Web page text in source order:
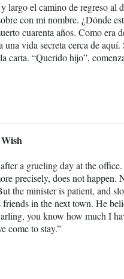
largo el camino de regreso al
con mi nombre. ¿Dónde
cuarenta años. Como era
vida secreta cerca de
carta. “Querido hijo”,
a grueling day at the
precisely, does not
the minister is patient, and
friends in the next town. He
you know how much I
come to stay.”